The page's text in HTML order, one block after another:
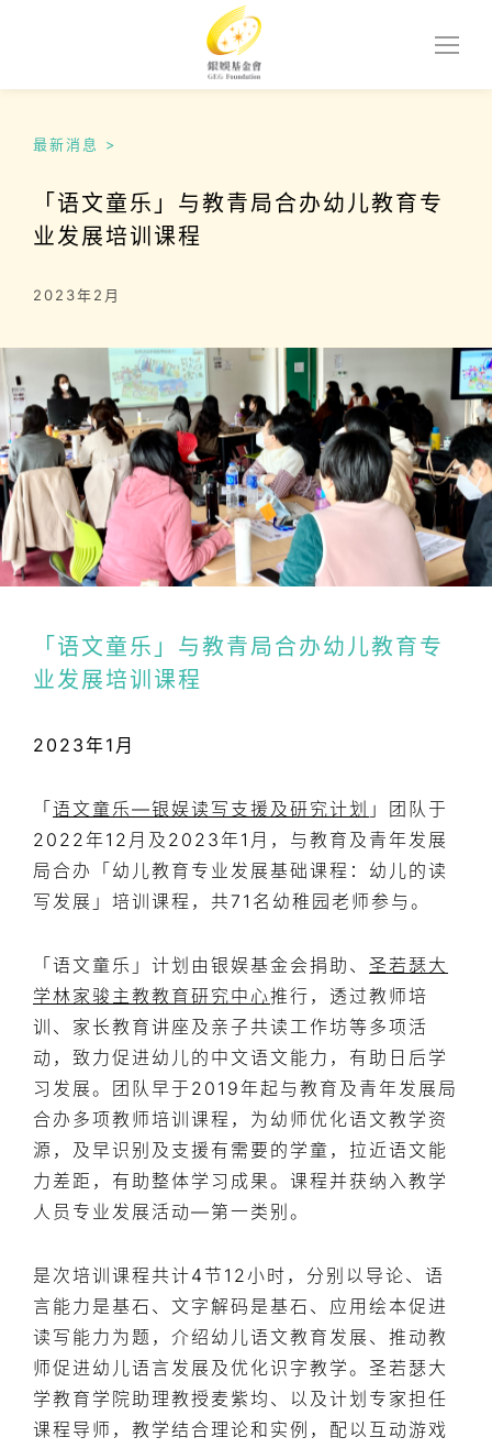
最新消息 >
「语文童乐」与教青局合办幼儿教育专
业发展培训课程
2023年2月
「语文童乐」与教青局合办幼儿教育专
业发展培训课程
2023年1月
「 语文童乐—银娱读写支援及研究计划 」团队于
2022年12月及2023年1月，与教育及青年发展
局合办「幼儿教育专业发展基础课程：幼儿的读
写发展」培训课程，共71名幼稚园老师参与。
「语文童乐」计划由银娱基金会捐助、 圣若瑟大
学林家骏主教教育研究中心推行，透过教师培
训、家长教育讲座及亲子共读工作坊等多项活
动，致力促进幼儿的中文语文能力，有助日后学
习发展。团队早于2019年起与教育及青年发展局
合办多项教师培训课程，为幼师优化语文教学资
源，及早识别及支援有需要的学童，拉近语文能
力差距，有助整体学习成果。课程并获纳入教学
人员专业发展活动—第一类别。
是次培训课程共计4节12小时，分别以导论、语
言能力是基石、文字解码是基石、应用绘本促进
读写能力为题，介绍幼儿语文教育发展、推动教
师促进幼儿语言发展及优化识字教学。圣若瑟大
学教育学院助理教授麦紫均、以及计划专家担任
课程导师，教学结合理论和实例，配以互动游戏